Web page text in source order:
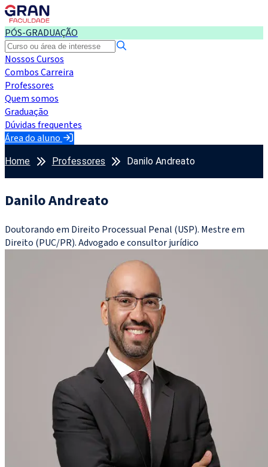
PÓS-GRADUAÇÃO
Nossos Cursos
Combos Carreira
Professores
Quem somos
Graduação
Dúvidas frequentes
Área do aluno
Home Professores Danilo Andreato
Danilo Andreato
Doutorando em Direito Processual Penal (USP). Mestre em
Direito (PUC/PR). Advogado e consultor jurídico